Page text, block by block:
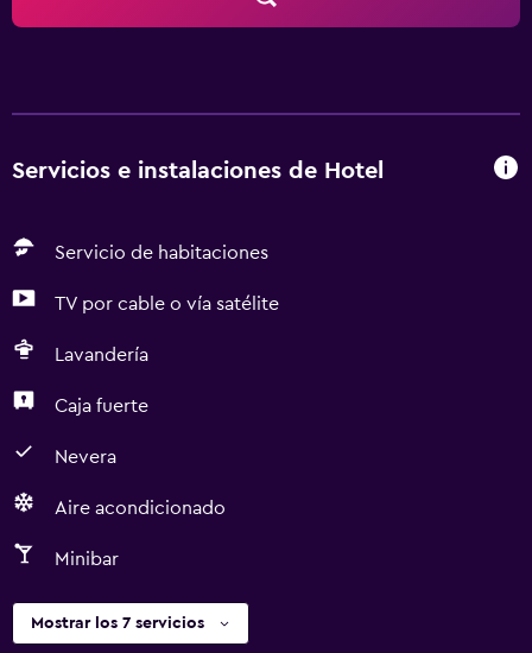
Servicios e instalaciones de Hotel
Servicio de habitaciones
TV por cable o vía satélite
Lavandería
Caja fuerte
Nevera
Aire acondicionado
Minibar
Mostrar los 7 servicios